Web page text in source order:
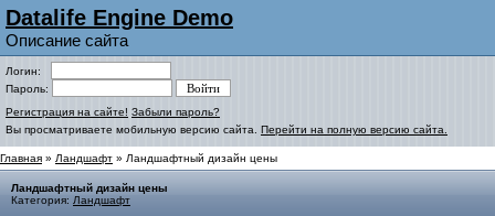
Datalife Engine Demo
Описание сайта
Логин:
Пароль:
Регистрация на сайте! Забыли пароль?
Вы просматриваете мобильную версию сайта. Перейти на полную версию сайта.
Главная » Ландшафт » Ландшафтный дизайн цены
Ландшафтный дизайн цены
Категория: Ландшафт